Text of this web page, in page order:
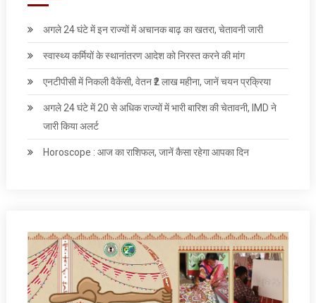
अगले 24 घंटे में इन राज्‍यों में अचानक बाढ़ का खतरा, चेतावनी जारी
स्वास्थ्य कर्मियों के स्थानांतरण आदेश को निरस्त करने की मांग
एनटीपीसी में निकली वैकेंसी, वेतन ₹2 लाख महीना, जानें चयन प्रक्रिया
अगले 24 घंटे में 20 से अधिक राज्यों में भारी बारिश की चेतावनी, IMD ने
जारी किया अलर्ट
Horoscope : आज का राशिफल, जानें कैसा रहेगा आपका दिन